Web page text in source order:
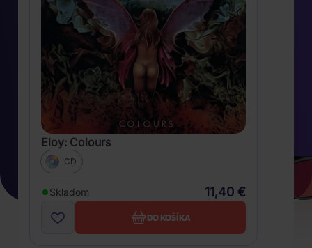
Eloy: Colours
CD
Skladom 11,40 €
DO KOŠÍKA